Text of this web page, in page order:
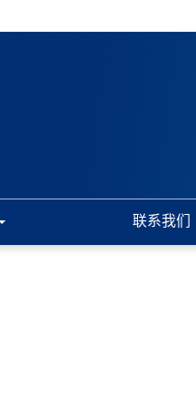
联系我们